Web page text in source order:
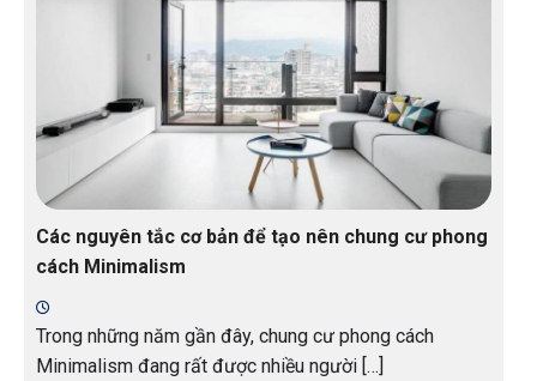
Các nguyên tắc cơ bản để tạo nên chung cư phong
cách Minimalism
Trong những năm gần đây, chung cư phong cách
Minimalism đang rất được nhiều người […]